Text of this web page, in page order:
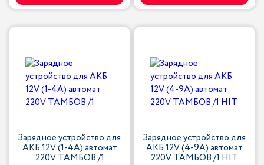
Зарядное устройство для
АКБ 12V (1-4A) автомат
220V ТАМБОВ /1
Зарядное устройство для
АКБ 12V (4-9А) автомат
220V ТАМБОВ /1 HIT